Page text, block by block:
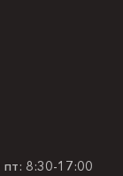
пт: 8:30-17:00